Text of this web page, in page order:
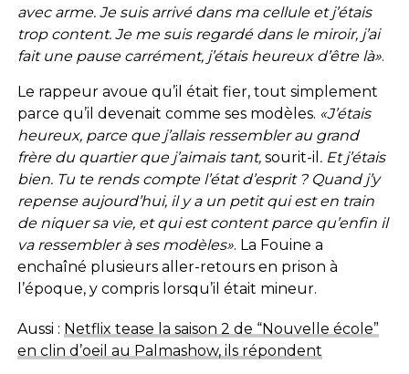
avec arme. Je suis arrivé dans ma cellule et j’étais
trop content. Je me suis regardé dans le miroir, j’ai
fait une pause carrément, j’étais heureux d’être là».
Le rappeur avoue qu’il était fier, tout simplement
parce qu’il devenait comme ses modèles. «J’étais
heureux, parce que j’allais ressembler au grand
frère du quartier que j’aimais tant, sourit-il . Et j’étais
bien. Tu te rends compte l’état d’esprit ? Quand j’y
repense aujourd’hui, il y a un petit qui est en train
de niquer sa vie, et qui est content parce qu’enfin il
va ressembler à ses modèles». La Fouine a
enchaîné plusieurs aller-retours en prison à
l’époque, y compris lorsqu’il était mineur.
Aussi : Netflix tease la saison 2 de “Nouvelle école”
en clin d’oeil au Palmashow, ils répondent